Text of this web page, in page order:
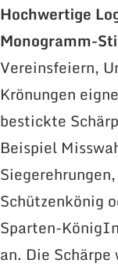
Hochwertige
Monogramm-
Vereinsfeiern,
Krönungen
bestickte
Beispiel
Siegerehrungen,
Schützenkönig
Sparten-
an. Die